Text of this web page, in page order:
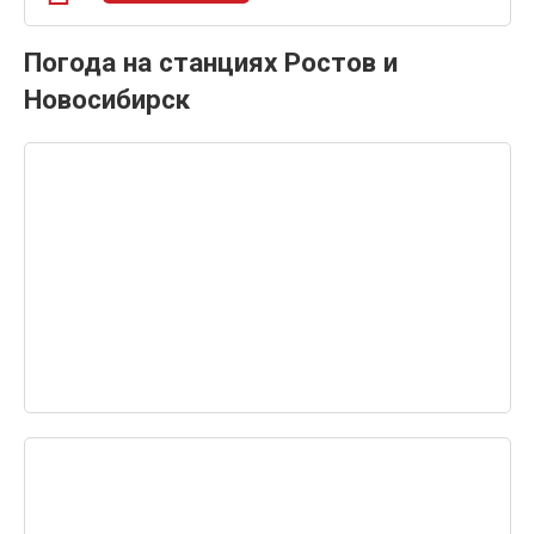
Погода на станциях Ростов и
Новосибирск